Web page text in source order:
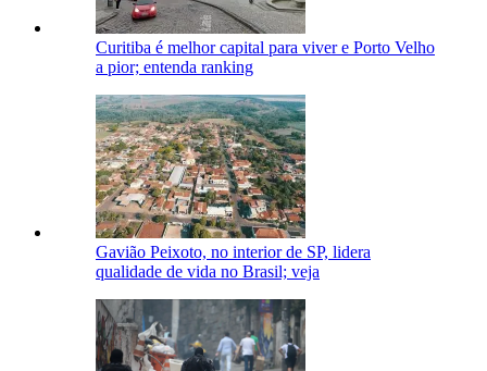
Curitiba é melhor capital para viver e Porto Velho
a pior; entenda ranking
Gavião Peixoto, no interior de SP, lidera
qualidade de vida no Brasil; veja